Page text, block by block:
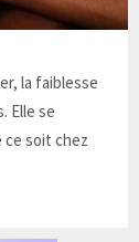
la faiblesse
Elle se
ce soit chez